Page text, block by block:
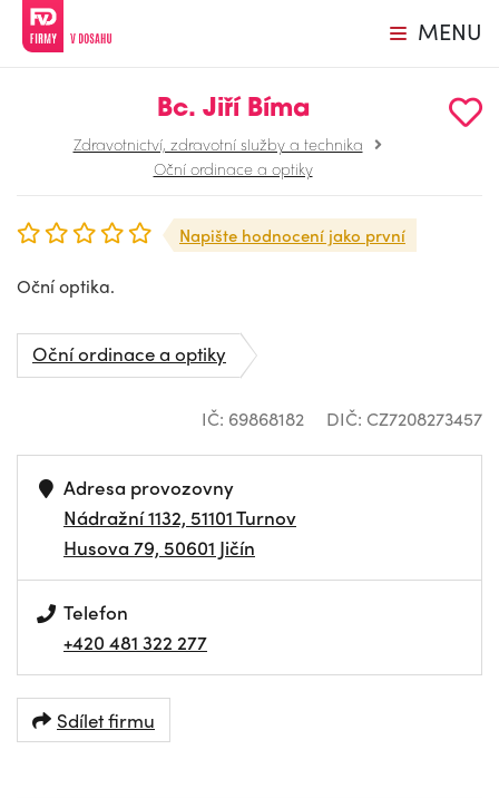
MENU
Bc. Jiří Bíma
Zdravotnictví, zdravotní služby a technika
Oční ordinace a optiky
Napište hodnocení jako první
Oční optika.
Oční ordinace a optiky
IČ: 69868182 DIČ: CZ7208273457
Adresa provozovny
Nádražní 1132, 51101 Turnov
Husova 79, 50601 Jičín
Telefon
+420 481 322 277
Sdílet firmu